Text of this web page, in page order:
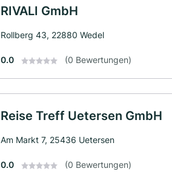
RIVALI GmbH
Rollberg 43, 22880 Wedel
0.0 (0 Bewertungen)
Reise Treff Uetersen GmbH
Am Markt 7, 25436 Uetersen
0.0 (0 Bewertungen)